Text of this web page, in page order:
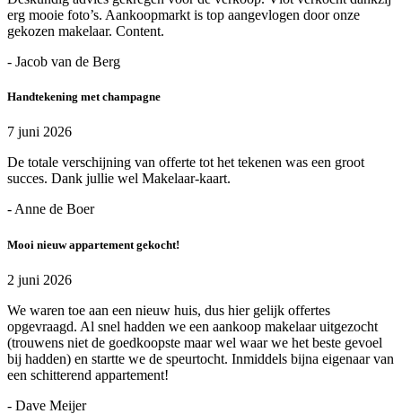
erg mooie foto’s. Aankoopmarkt is top aangevlogen door onze
gekozen makelaar. Content.
- Jacob van de Berg
Handtekening met champagne
7 juni 2026
De totale verschijning van offerte tot het tekenen was een groot
succes. Dank jullie wel Makelaar-kaart.
- Anne de Boer
Mooi nieuw appartement gekocht!
2 juni 2026
We waren toe aan een nieuw huis, dus hier gelijk offertes
opgevraagd. Al snel hadden we een aankoop makelaar uitgezocht
(trouwens niet de goedkoopste maar wel waar we het beste gevoel
bij hadden) en startte we de speurtocht. Inmiddels bijna eigenaar van
een schitterend appartement!
- Dave Meijer